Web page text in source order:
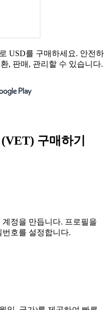
USD를 구매하세요. 안전하
, 판매, 관리할 수 있습니다.
구매하기
정을 만듭니다. 프로필을
호를 설정합니다.